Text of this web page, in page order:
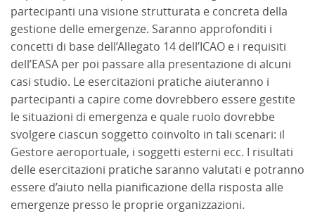
partecipanti una visione strutturata e concreta della
gestione delle emergenze. Saranno approfonditi i
concetti di base dell’Allegato 14 dell’ICAO e i requisiti
dell’EASA per poi passare alla presentazione di alcuni
casi studio. Le esercitazioni pratiche aiuteranno i
partecipanti a capire come dovrebbero essere gestite
le situazioni di emergenza e quale ruolo dovrebbe
svolgere ciascun soggetto coinvolto in tali scenari: il
Gestore aeroportuale, i soggetti esterni ecc. I risultati
delle esercitazioni pratiche saranno valutati e potranno
essere d’aiuto nella pianificazione della risposta alle
emergenze presso le proprie organizzazioni.